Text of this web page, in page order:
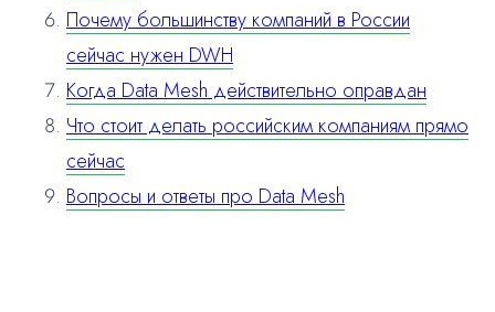
Почему большинству компаний в России
сейчас нужен DWH
Когда Data Mesh действительно оправдан
Что стоит делать российским компаниям прямо
сейчас
Вопросы и ответы про Data Mesh